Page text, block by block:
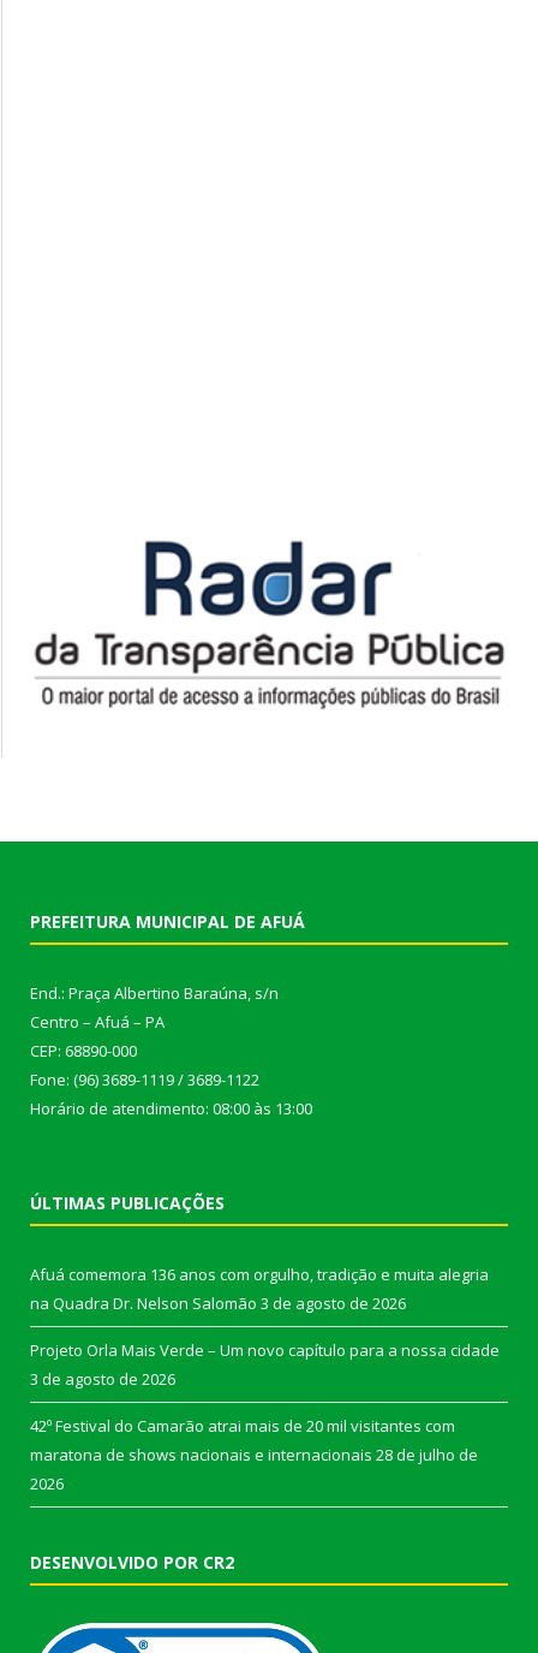
PREFEITURA MUNICIPAL DE AFUÁ
End.: Praça Albertino Baraúna, s/n
Centro – Afuá – PA
CEP: 68890-000
Fone: (96) 3689-1119 / 3689-1122
Horário de atendimento: 08:00 às 13:00
ÚLTIMAS PUBLICAÇÕES
Afuá comemora 136 anos com orgulho, tradição e muita alegria
na Quadra Dr. Nelson Salomão 3 de agosto de 2026
Projeto Orla Mais Verde – Um novo capítulo para a nossa cidade
3 de agosto de 2026
42º Festival do Camarão atrai mais de 20 mil visitantes com
maratona de shows nacionais e internacionais 28 de julho de
2026
DESENVOLVIDO POR CR2